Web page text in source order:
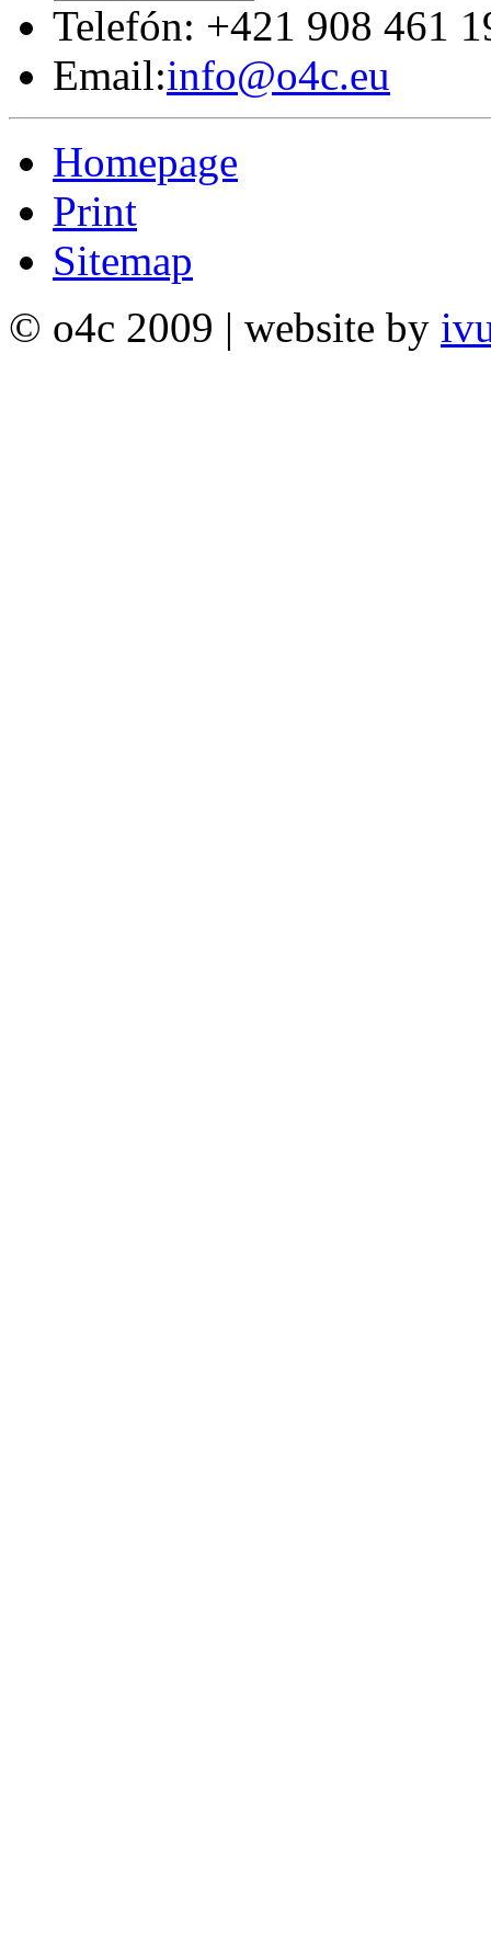
Telefón: +421 908 461
Email:info@o4c.eu
Homepage
Print
Sitemap
© o4c 2009 | website by